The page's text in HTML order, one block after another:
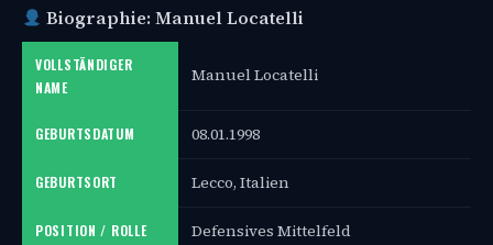
Biographie: Manuel Locatelli
VOLLSTÄNDIGER
NAME
Manuel Locatelli
GEBURTSDATUM 08.01.1998
GEBURTSORT Lecco, Italien
POSITION / ROLLE Defensives Mittelfeld